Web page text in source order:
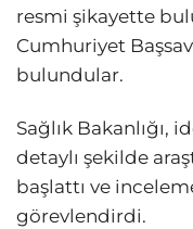
resmi şikayette
Cumhuriyet
bulundular.
Sağlık Bakanlığı,
detaylı şekilde
başlattı ve
görevlendirdi.